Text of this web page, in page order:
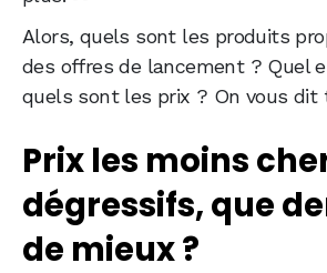
Alors, quels sont les produits
des offres de lancement ? Quel
quels sont les prix ? On vous dit
Prix les moins
dégressifs, que
de mieux ?